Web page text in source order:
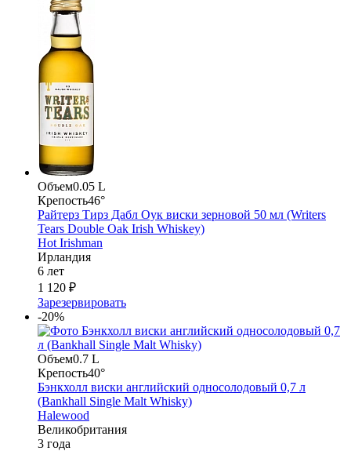
Объем0.05 L
Крепость46°
Райтерз Тирз Дабл Оук виски зерновой 50 мл (Writers
Tears Double Oak Irish Whiskey)
Hot Irishman
Ирландия
6 лет
1 120 ₽
Зарезервировать
-20%
Объем0.7 L
Крепость40°
Бэнкхолл виски английский односолодовый 0,7 л
(Bankhall Single Malt Whisky)
Halewood
Великобритания
3 года